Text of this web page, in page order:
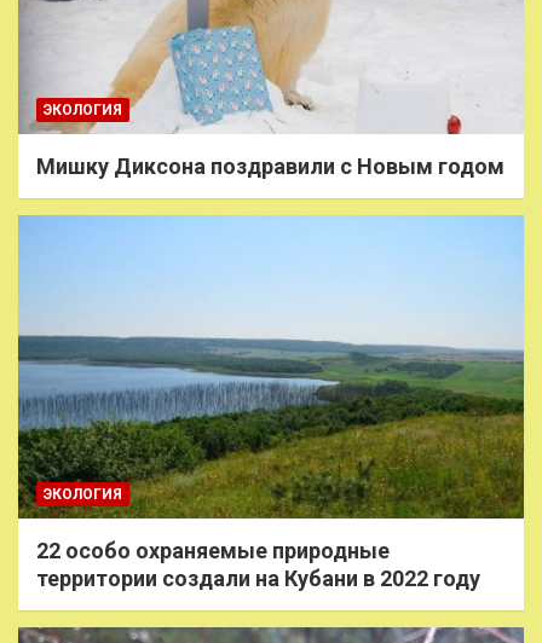
ЭКОЛОГИЯ
Мишку Диксона поздравили с Новым годом
ЭКОЛОГИЯ
22 особо охраняемые природные
территории создали на Кубани в 2022 году